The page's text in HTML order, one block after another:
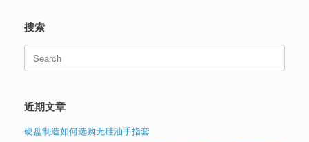
搜索
for:
近期文章
硬盘制造如何选购无硅油手指套